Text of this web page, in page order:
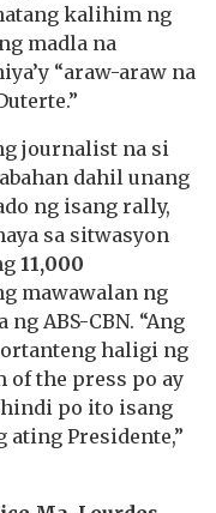
kalihim ng
madla na
“araw-araw na
journalist na si
dahil unang
ng isang rally,
sa sitwasyon
11,000
mawawalan ng
ABS-CBN. “Ang
haligi ng
of the press po ay
po ito isang
Presidente,”